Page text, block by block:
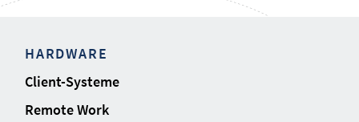
HARDWARE
Client-Systeme
Remote Work